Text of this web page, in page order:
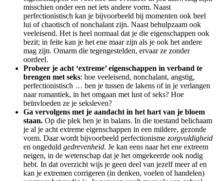
misschien onder een net iets andere vorm. Naast
perfectionistisch kan je bijvoorbeeld bij momenten ook heel
lui of chaotisch of nonchalant zijn. Naast behulpzaam ook
veeleisend. Het is heel normaal dat je die eigenschappen ook
bezit; in feite kan je het ene maar zijn als je ook het andere
mag zijn. Omarm die tegengestelden, ervaar ze zonder
oordeel.
Probeer je acht ‘extreme’ eigenschappen in verband te
brengen met seks: hoe veeleisend, nonchalant, angstig,
perfectionistisch … ben je tussen de lakens of in je verlangen
naar romantiek, in het omgaan met lust of seks? Hoe
beïnvloeden ze je seksleven?
Ga vervolgens met je aandacht in het hart van je bloem
staan. Op die plek ben je in balans. In die toestand belichaam
je al je acht extreme eigenschappen in een mildere, gezonde
vorm. Daar wordt bijvoorbeeld perfectionisme zorgvuldigheid
en ongeduld gedrevenheid. Je kan eens naar het ene extreem
neigen, in de wetenschap dat je het omgekeerde ook nodig
hebt. In dat overzicht wijs je geen deel van jezelf meer af en
kan je extremen corrigeren (in denken, voelen of handelen)